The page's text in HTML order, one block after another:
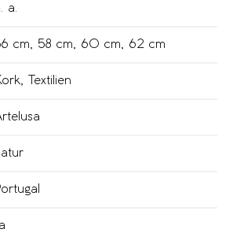
a.
cm, 58 cm, 60 cm, 62 cm
, Textilien